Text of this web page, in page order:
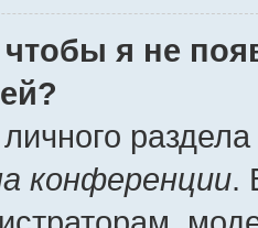
чтобы я не
конференции.